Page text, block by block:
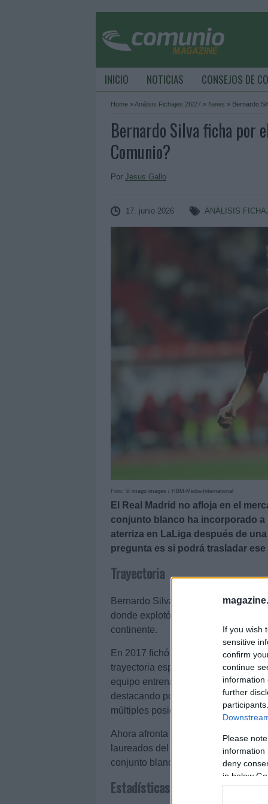
If you wish
sensitive
confirm
continue
information
further
Please
information
deny
in below
INICIO NOTICIAS CONSEJOS DE
Home »Análisis Fichajes 26/27 » News » Bernardo
Bernardo Silva ficha por
Comunio?
Por Jesus Gallo
17. junio 2026 ANÁLISIS
Foto: © imago images / HBM-Media-International
El Real Madrid no afloja en el
conjunto blanco ha incorporado a
aterriza en LaLiga después de
pregunta es si podrá trasladar
Trayectoria
Bernardo Silva (31 años) se formó
donde explotó definitivamente como
continente.
En 2017 fichó por el Manchester
trayectoria espectacular. Durante
equipo entrenado por Pep
destacando por su inteligencia
múltiples posiciones.
Ahora afronta su primera
laureados del fútbol europeo en la
conjunto blanco tras finalizar
Estadísticas últimas temporadas